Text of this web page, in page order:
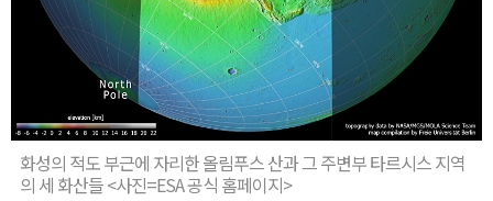
화성의 적도 부근에 자리한 올림푸스 산과 그 주변부 타르시스 지역
의 세 화산들 <사진=ESA 공식 홈페이지>